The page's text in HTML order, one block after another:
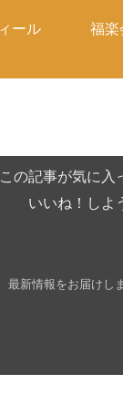
ール 福楽
この記事が気に入
いいね！しよ
最新情報をお届けし